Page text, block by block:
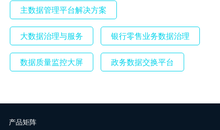
主数据管理平台解决方案
大数据治理与服务 银行零售业务数据治理
数据质量监控大屏 政务数据交换平台
产品矩阵